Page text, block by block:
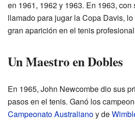
en 1961, 1962 y 1963. En 1963, con
llamado para jugar la Copa Davis,
gran aparición en el tenis
Un Maestro en Dobles
En 1965, John Newcombe dio sus
pasos en el tenis. Ganó los
Campeonato Australianoy de